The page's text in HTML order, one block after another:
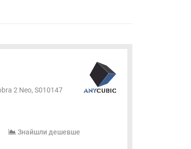
2 Neo, S010147
Знайшли дешевше